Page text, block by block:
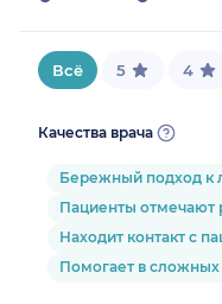
Всё 5 4
Качества врача
Бережный подход к
Пациенты отмечают
Находит контакт с
Помогает в сложных